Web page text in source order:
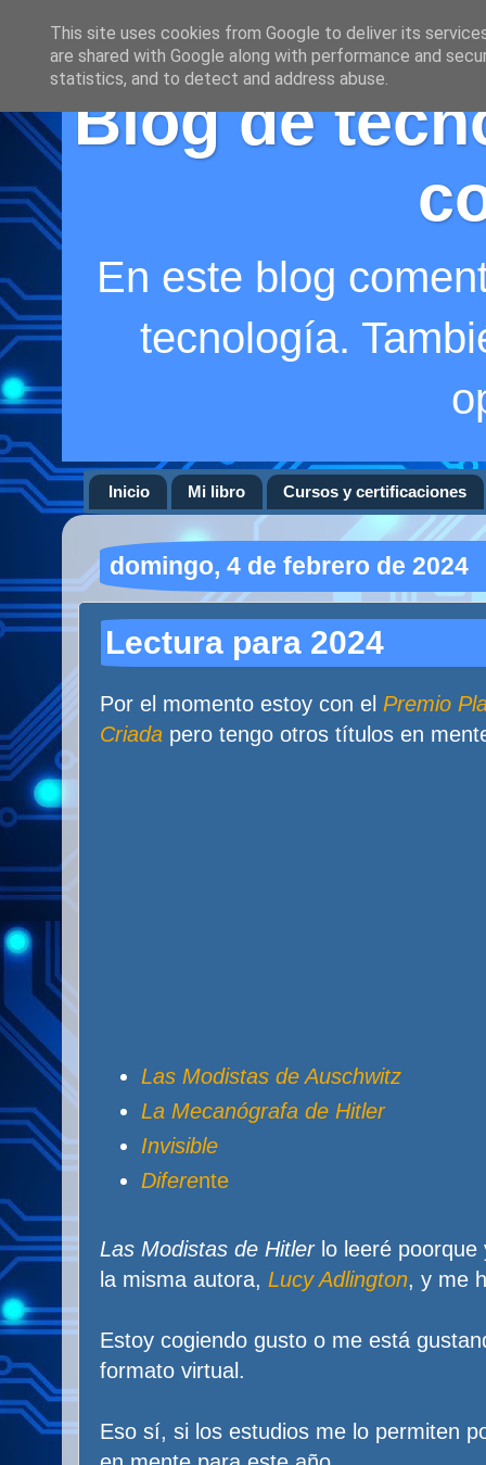
Blog de
En este blog
tecnología.
Inicio Mi libro Cursos y certificaciones
domingo, 4 de febrero de 2024
Lectura para 2024
Por el momento estoy con el Premio
Criada pero tengo otros títulos en
Las Modistas de Auschwitz
La Mecanógrafa de Hitler
Invisible
Diferente
Las Modistas de Hitlerlo leeré
la misma autora, Lucy Adlington, y me
Estoy cogiendo gusto o me está
formato virtual.
Eso sí, si los estudios me lo permiten
This site uses cookies from Google to deliver its
are shared with Google along with performance and
statistics, and to detect and address abuse.